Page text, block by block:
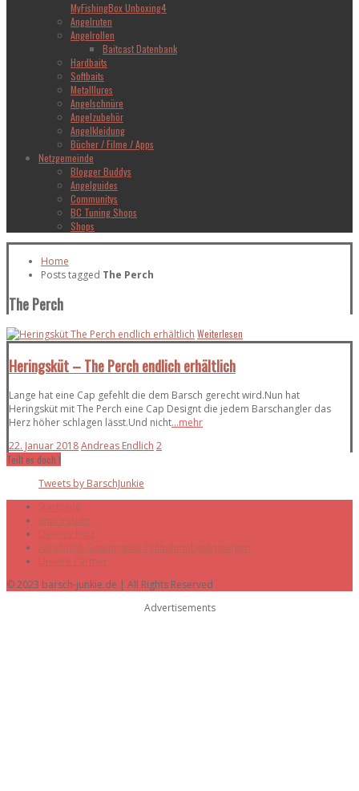
MyFishingBox Unboxing4
Angelruten
Angelrollen
Baitcast Datenbank
Hardbaits
Softbaits
Metalllures
Angelschnüre
Angelzubehör
Angelkleidung
Bücher / Filme / Apps
Netzgemeinde
Blogger Buddys
Angelguides
Communitys
BC Tuning Shops
Shops
Home
Posts tagged The Perch
The Perch
Weiterlesen
Heringsküt – The Perch endlich erhältlich
Lange hat eine Cap gefehlt die dem Barsch gerecht wird.Nun hat
Heringsküt mit The Perch eine Cap Designt die jedem Barschangler das
Herz höher schlagen lässt.Und nicht...mehr
22. Januar 2018Andreas Endlich 2
Teilt es doch !
Tweets by BarschJunkie
Startseite
Impressum
Datenschutz
Facebook Gewinnspiel Teilnahmebedingungen
Unsere Partner
© 2023 barsch-junkie.de | All Rights Reserved
Advertisements